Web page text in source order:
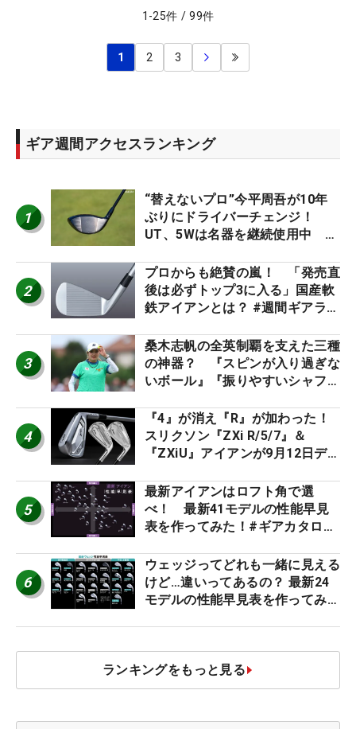
1 -25件 / 99件
1 2 3
ギア週間アクセスランキング
1
“替えないプロ”今平周吾が10年
ぶりにドライバーチェンジ！
UT、5Wは名器を継続使用中 #
2
プロからも絶賛の嵐！ 「発売直
後は必ずトップ3に入る」国産軟
鉄アイアンとは？ #週間ギアラン
3
桑木志帆の全英制覇を支えた三種
の神器？ 『スピンが入り過ぎな
いボール』『振りやすいシャフ
ー』 #女子プロセッティング
4
『4』が消え『R』が加わった！
スリクソン『ZXi R/5/7』＆
『ZXiU』アイアンが9月12日デ
5
最新アイアンはロフト角で選
べ！ 最新41モデルの性能早見
表を作ってみた！#ギアカタログ
6
ウェッジってどれも一緒に見える
けど…違いってあるの？ 最新24
モデルの性能早見表を作ってみ
ランキングをもっと見る